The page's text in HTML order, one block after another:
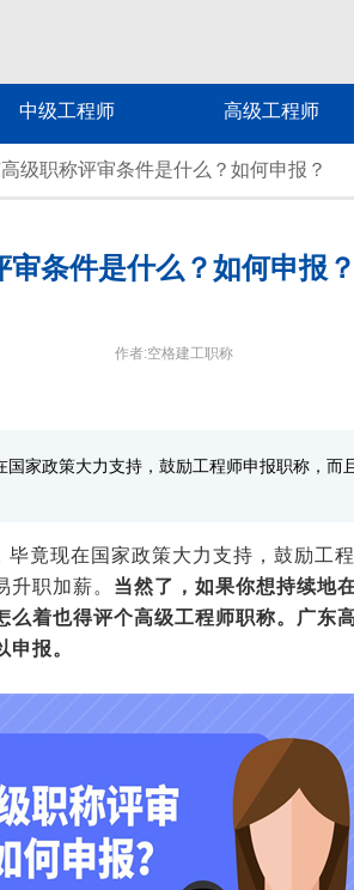
中级工程师 高级工程师
级职称评审条件是什么？如何申报？
条件是什么？如何申报？
作者:空格建工职称
家政策大力支持，鼓励工程师申报职称，而
竟现在国家政策大力支持，鼓励工
职加薪。 当然了，如果你想持续地
着也得评个高级工程师职称。广东
报。